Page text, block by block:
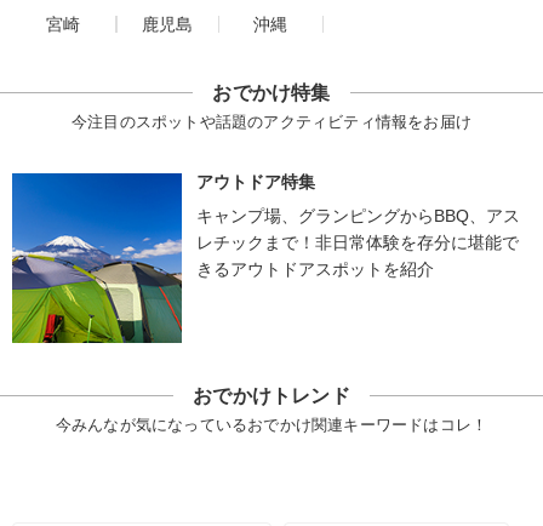
宮崎
鹿児島 沖縄
おでかけ特集
今注目のスポットや話題のアクティビティ情報をお届け
アウトドア特集
キャンプ場、グランピングからBBQ、アス
レチックまで！非日常体験を存分に堪能で
きるアウトドアスポットを紹介
おでかけトレンド
今みんなが気になっているおでかけ関連キーワードはコレ！